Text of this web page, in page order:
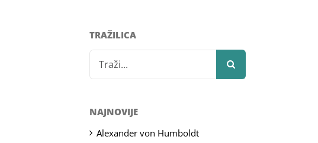
TRAŽILICA
for:
NAJNOVIJE
Alexander von Humboldt